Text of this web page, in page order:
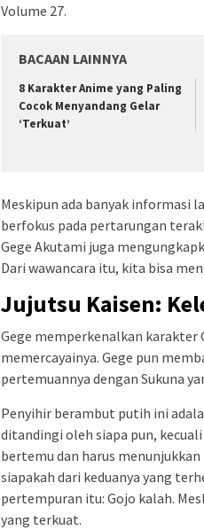
Volume 27.
BACAAN LAINNYA
8 Karakter Anime yang Paling
Cocok Menyandang Gelar
‘Terkuat’
Meskipun ada banyak informasi
berfokus pada pertarungan
Gege Akutami juga
Dari wawancara itu, kita bisa
Jujutsu Kaisen:
Gege memperkenalkan karakter
memercayainya. Gege pun
pertemuannya dengan Sukuna
Penyihir berambut putih ini
ditandingi oleh siapa pun,
bertemu dan harus
siapakah dari keduanya yang
pertempuran itu: Gojo kalah.
yang terkuat.